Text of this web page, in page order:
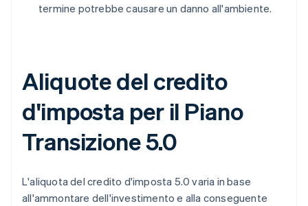
termine potrebbe causare un danno all'ambiente.
Aliquote del credito
d'imposta per il Piano
Transizione 5.0
L'aliquota del credito d'imposta 5.0 varia in base
all'ammontare dell'investimento e alla conseguente